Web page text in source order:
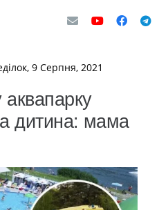
9 Серпня, 2021
дитина: мама